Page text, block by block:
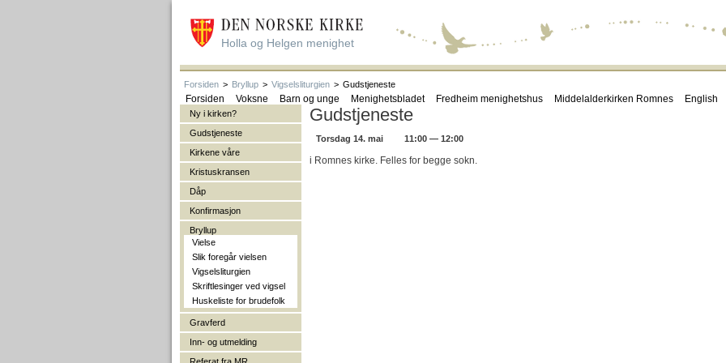
Holla og Helgen menighet
Forsiden > Bryllup > Vigselsliturgien > Gudstjeneste
Forsiden Voksne Barn og unge Menighetsbladet Fredheim menighetshus Middelalderkirken Romnes English
Ny i kirken?
Gudstjeneste
Kirkene våre
Kristuskransen
Dåp
Konfirmasjon
Bryllup
Vielse
Slik foregår vielsen
Vigselsliturgien
Skriftlesinger ved vigsel
Huskeliste for brudefolk
Gravferd
Inn- og utmelding
Gudstjeneste
Torsdag 14. mai 11:00 — 12:00
i Romnes kirke. Felles for begge sokn.